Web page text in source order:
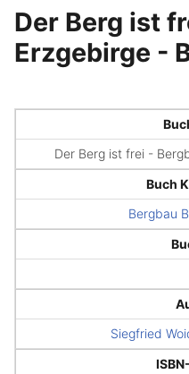
Der Berg ist
Erzgebirge -
Der Berg ist frei -
Buch
Bergbau
Siegfried